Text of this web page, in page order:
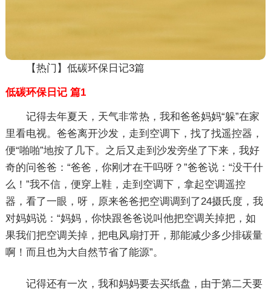
【热门】低碳环保日记3篇
低碳环保日记 篇1
记得去年夏天，天气非常热，我和爸爸妈妈“躲”在家
里看电视。爸爸离开沙发，走到空调下，找了找遥控器，
便“啪啪”地按了几下。之后又走到沙发旁坐了下来，我好
奇的问爸爸：“爸爸，你刚才在干吗呀？”爸爸说：“没干什
么！”我不信，便穿上鞋，走到空调下，拿起空调遥控
器，看了一眼，呀，原来爸爸把空调调到了24摄氏度，我
对妈妈说：“妈妈，你快跟爸爸说叫他把空调关掉把，如
果我们把空调关掉，把电风扇打开，那能减少多少排碳量
啊！而且也为大自然节省了能源”。
记得还有一次，我和妈妈要去买纸盘，由于第二天要